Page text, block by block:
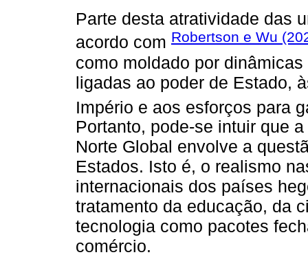
Parte desta atratividade das
acordo com Robertson e Wu
como moldado por
ligadas ao poder de Estado,
Império e aos esforços para
Portanto, pode-se intuir que
Norte Global envolve a
Estados. Isto é, o realismo
internacionais dos países
tratamento da educação, da
tecnologia como pacotes
comércio.